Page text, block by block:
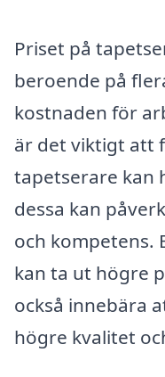
Priset på
beroende på
kostnaden för
är det viktigt att
tapetserare kan
dessa kan
och kompetens.
kan ta ut högre
också innebära
högre kvalitet